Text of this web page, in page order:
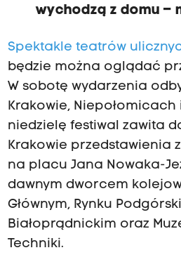
wychodzą z domu –
Spektakle teatrów
będzie można oglądać
W sobotę wydarzenia
Krakowie, Niepołomicach
niedzielę festiwal zawita
Krakowie przedstawienia
na placu Jana Nowaka-
dawnym dworcem
Głównym, Rynku
Białoprądnickim oraz
Techniki.